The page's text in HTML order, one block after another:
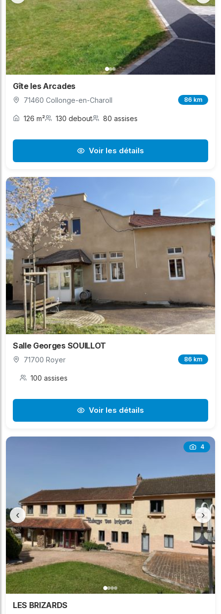
Gîte les Arcades
71460 Collonge-en-Charoll 86 km
126 m² 130 debout 80 assises
Voir les détails
Salle Georges SOUILLOT
71700 Royer 86 km
100 assises
Voir les détails
4
‹ ›
LES BRIZARDS